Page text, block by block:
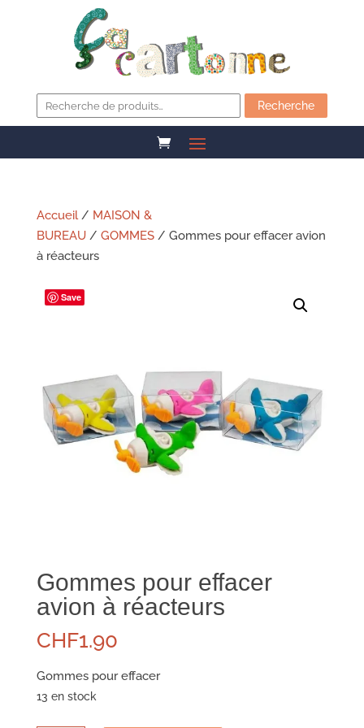
pour :
Recherche
Accueil/ MAISON &
BUREAU/ GOMMES/ Gommes pour effacer avion
à réacteurs
Save
Gommes pour effacer
avion à réacteurs
CHF1.90
Gommes pour effacer
13 en stock